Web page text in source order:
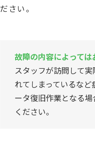
ださい。
故障の内容によっては
スタッフが訪問して
れてしまっているな
ータ復旧作業となる
ください。